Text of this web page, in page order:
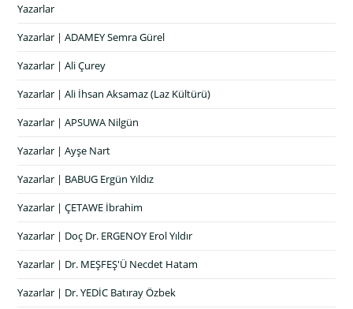
Yazarlar
Yazarlar | ADAMEY Semra Gürel
Yazarlar | Ali Çurey
Yazarlar | Ali İhsan Aksamaz (Laz Kültürü)
Yazarlar | APSUWA Nilgün
Yazarlar | Ayşe Nart
Yazarlar | BABUG Ergün Yıldız
Yazarlar | ÇETAWE İbrahim
Yazarlar | Doç Dr. ERGENOY Erol Yıldır
Yazarlar | Dr. MEŞFEŞ'Ü Necdet Hatam
Yazarlar | Dr. YEDİC Batıray Özbek